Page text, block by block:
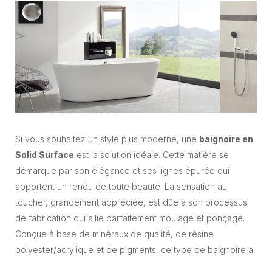
Si vous souhaitez un style plus moderne, une baignoire en
Solid Surface est la solution idéale. Cette matière se
démarque par son élégance et ses lignes épurée qui
apportent un rendu de toute beauté. La sensation au
toucher, grandement appréciée, est dûe à son processus
de fabrication qui allie parfaitement moulage et ponçage.
Conçue à base de minéraux de qualité, de résine
polyester/acrylique et de pigments, ce type de baignoire a